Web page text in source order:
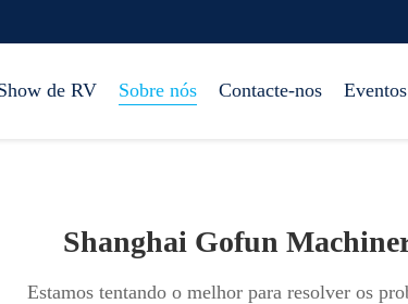
de RV Sobre nós Contacte-nos Eventos
Shanghai Gofun
Estamos tentando o melhor para resolver os